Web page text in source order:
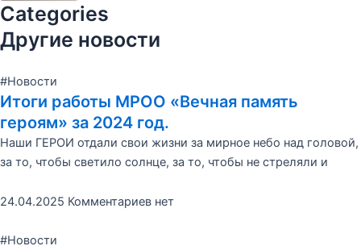
Categories
Другие новости
#Новости
Итоги работы МРОО «Вечная память
героям» за 2024 год.
Наши ГЕРОИ отдали свои жизни за мирное небо над головой,
за то, чтобы светило солнце, за то, чтобы не стреляли и
24.04.2025 Комментариев нет
#Новости